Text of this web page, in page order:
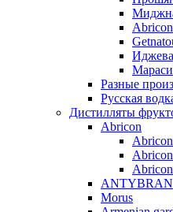
Abricon
Мараси
Разные
Русская
Дистилляты
Abricon
Morus